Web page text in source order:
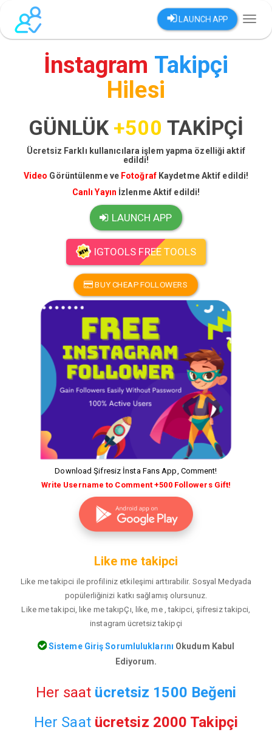
LAUNCH APP
İnstagram Takipçi
Hilesi
GÜNLÜK +500 TAKİPÇİ
Ücretsiz Farklı kullanıcılara işlem yapma özelliği aktif
edildi!
Video Görüntülenme ve Fotoğraf Kaydetme Aktif edildi!
Canlı Yayın İzlenme Aktif edildi!
LAUNCH APP
IGTOOLS FREE TOOLS
BUY CHEAP FOLLOWERS
Download Şifresiz İnsta Fans App, Comment!
Write Username to Comment +500 Followers Gift!
Like me takipci
Like me takipci ile profiliniz etkileşimi arttırabilir. Sosyal Medyada
popülerliğinizi katkı sağlamış olursunuz.
Like me takipci, lıke me takıpÇı, like, me , takipci, şifresiz takipci,
instagram ücretsiz takipçi
Sisteme Giriş Sorumluluklarını Okudum Kabul
Ediyorum.
Her saat ücretsiz 1500 Beğeni
Her Saat ücretsiz 2000 Takipçi